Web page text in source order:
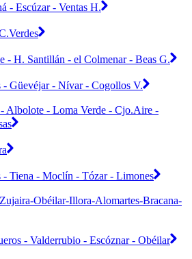
- Escúzar - Ventas H.
- H. Santillán - el Colmenar - Beas G.
- Güevéjar - Nívar - Cogollos V.
Albolote - Loma Verde - Cjo.Aire -
- Tiena - Moclín - Tózar - Limones
Obéilar-Illora-Alomartes-Bracana-
- Valderrubio - Escóznar - Obéilar